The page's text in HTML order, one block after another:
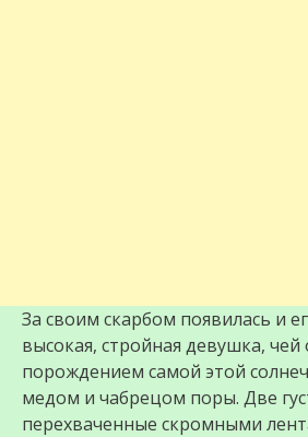
За своим скарбом появилась и
высокая, стройная девушка, чей
порождением самой этой
медом и чабрецом поры. Две
перехваченные скромными